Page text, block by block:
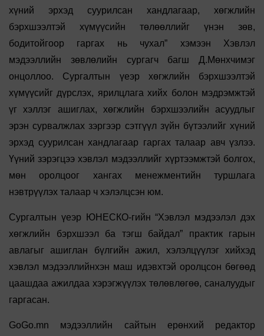
хүний эрхэд суурилсан хандлагаар, хөгжлийн
бэрхшээлтэй хүмүүсийн төлөөллийг үнэн зөв,
бодитойгоор гаргах нь чухал” хэмээн Хэвлэл
мэдээллийн зөвлөлийн сургагч багш Д.Мөнхчимэг
онцоллоо. Сургалтын үеэр хөгжлийн бэрхшээлтэй
хүмүүсийг дүрслэх, ярилцлага хийх болон мэдрэмжтэй
үг хэллэг ашиглах, хөгжлийн бэрхшээлийн асуудлыг
эрэн сурвалжлах зэргээр сэтгүүл зүйн бүтээлийг хүний
эрхэд суурилсан хандлагаар гаргах талаар авч үзлээ.
Үүний зэрэгцээ хэвлэл мэдээллийг хүртээмжтэй болгох,
мөн оролцоог хангах менежментийн туршлага
нэвтрүүлэх талаар ч хэлэлцсэн юм.
Сургалтын үеэр ЮНЕСКО-гийн “Хэвлэл мэдээлэл дэх
хөгжлийн бэрхшээл ба тэгш байдал” практик гарын
авлагыг ашиглан бүлгийн ажил, хэлэлцүүлэг хийхэд
хэвлэл мэдээллийнхэн маш идэвхтэй оролцсон бөгөөд
цаашдаа ажилдаа хэрэгжүүлэх төлөвлөгөө, саналуудыг
гаргасан.
GoGo.mn мэдээллийн сайтын ерөнхий редактор